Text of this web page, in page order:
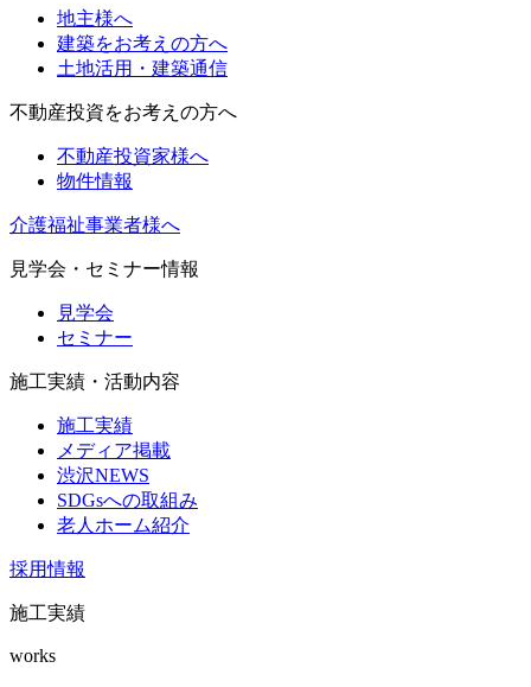
地主様へ
建築をお考えの方へ
土地活用・建築通信
不動産投資をお考えの方へ
不動産投資家様へ
物件情報
介護福祉事業者様へ
見学会・セミナー情報
見学会
セミナー
施工実績・活動内容
施工実績
メディア掲載
渋沢NEWS
SDGsへの取組み
老人ホーム紹介
採用情報
施工実績
works